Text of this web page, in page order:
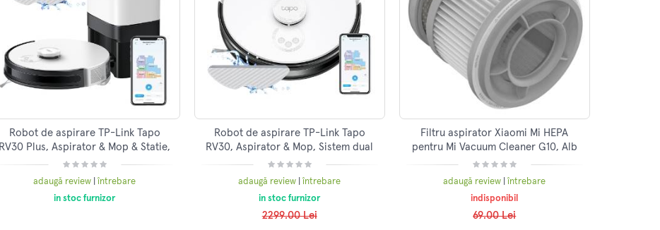
Robot de aspirare TP-Link Tapo
RV30 Plus, Aspirator & Mop & Statie,
Sistem LiDAR & Gyro, 4200 Pa,
Autonomie de
adaugă review
întrebare
in stoc furnizor
Robot de aspirare TP-Link Tapo
RV30, Aspirator & Mop, Sistem dual
de navigatie LiDAR & Gyro, 4200 Pa,
Autonomi
adaugă review
întrebare
in stoc furnizor
2299.00 Lei
Filtru aspirator Xiaomi Mi HEPA
pentru Mi Vacuum Cleaner G10, Alb
adaugă review
întrebare
indisponibil
69.00 Lei